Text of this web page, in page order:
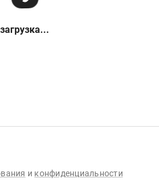
загрузка...
и конфиденциальности